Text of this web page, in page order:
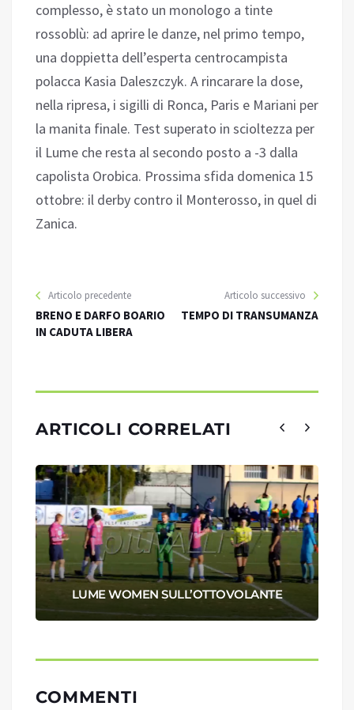
complesso, è stato un monologo a tinte
rossoblù: ad aprire le danze, nel primo tempo,
una doppietta dell’esperta centrocampista
polacca Kasia Daleszczyk. A rincarare la dose,
nella ripresa, i sigilli di Ronca, Paris e Mariani per
la manita finale. Test superato in scioltezza per
il Lume che resta al secondo posto a -3 dalla
capolista Orobica. Prossima sfida domenica 15
ottobre: il derby contro il Monterosso, in quel di
Zanica.
Articolo precedente
BRENO E DARFO BOARIO
IN CADUTA LIBERA
Articolo successivo
TEMPO DI TRANSUMANZA
ARTICOLI CORRELATI
LUME WOMEN SULL’OTTOVOLANTE
COMMENTI